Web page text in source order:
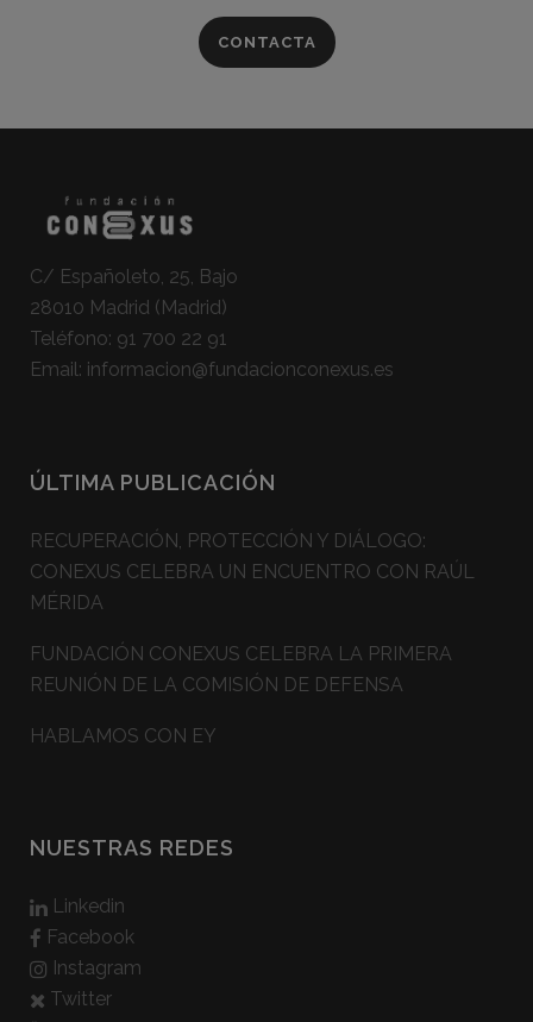
CONTACTA
C/ Españoleto, 25, Bajo
28010 Madrid (Madrid)
Teléfono: 91 700 22 91
Email: informacion@fundacionconexus.es
ÚLTIMA PUBLICACIÓN
RECUPERACIÓN, PROTECCIÓN Y DIÁLOGO:
CONEXUS CELEBRA UN ENCUENTRO CON RAÚL
MÉRIDA
FUNDACIÓN CONEXUS CELEBRA LA PRIMERA
REUNIÓN DE LA COMISIÓN DE DEFENSA
HABLAMOS CON EY
NUESTRAS REDES
Linkedin
Facebook
Instagram
Twitter